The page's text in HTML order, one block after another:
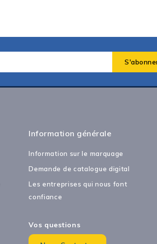
Information générale
Information sur le marquage
Demande de catalogue digital
Les entreprises qui nous font
confiance
Vos questions